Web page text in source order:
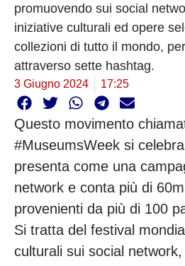
promuovendo sui social
iniziative culturali ed opere
collezioni di tutto il mondo,
attraverso sette hashtag.
3 Giugno 2024 17:25
Questo movimento
#MuseumsWeek si
presenta come una
network e conta più di
provenienti da più di 100
Si tratta del festival
culturali sui social